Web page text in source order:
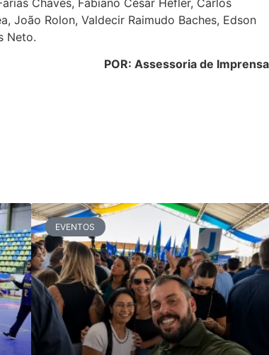
João Rolon, Valdecir Raimudo Baches, Edson
Neto.
POR: Assessoria de Imprensa
EVENTOS